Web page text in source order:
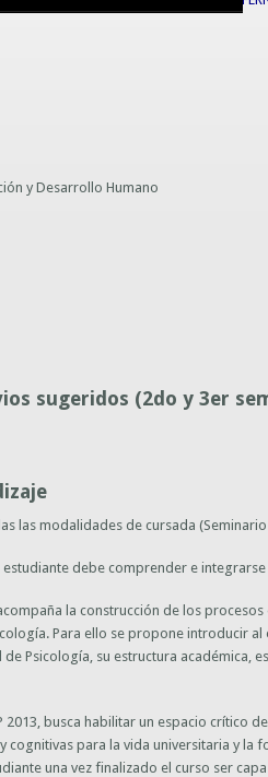
y Desarrollo Humano
sugeridos (2do y 3er
las modalidades de cursada
debe comprender e
la construcción de los
Para ello se propone introducir al
Psicología, su estructura académica,
2013, busca habilitar un espacio crítico
cognitivas para la vida universitaria y
una vez finalizado el curso ser